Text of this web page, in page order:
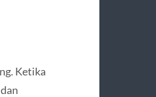
Ketika